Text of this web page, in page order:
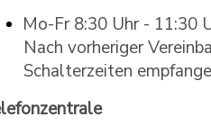
Mo-Fr 8:30 Uhr - 11:30
Nach vorheriger
Schalterzeiten